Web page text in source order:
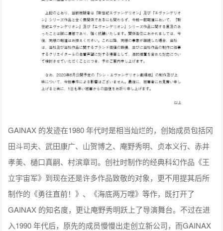
GAINAX 的发迹在1980 年代时是相当灿烂的，创始成员包括冈
田斗司夫、武田康广、山贺博之、庵野秀明、贞本义行、赤井
孝美、樋口真嗣、村滨章司。创社时制作的经典科幻作品《王
立宇宙军》到现在还是许多作品致敬的对象，更不用提其后所
制作的《勇往直前！》、《海底两万哩》等作，既打开了
GAINAX 的知名度，更让庵野秀明跃上了导演舞台。不过在进
入1990 年代后，原先的成员慢慢出走创立新公司，而GAINAX